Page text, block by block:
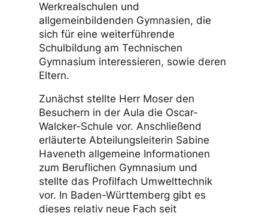
Werkrealschulen und
allgemeinbildenden Gymnasien, die
sich für eine weiterführende
Schulbildung am Technischen
Gymnasium interessieren, sowie deren
Eltern.
Zunächst stellte Herr Moser den
Besuchern in der Aula die Oscar-
Walcker-Schule vor. Anschließend
erläuterte Abteilungsleiterin Sabine
Haveneth allgemeine Informationen
zum Beruflichen Gymnasium und
stellte das Profilfach Umwelttechnik
vor. In Baden-Württemberg gibt es
dieses relativ neue Fach seit